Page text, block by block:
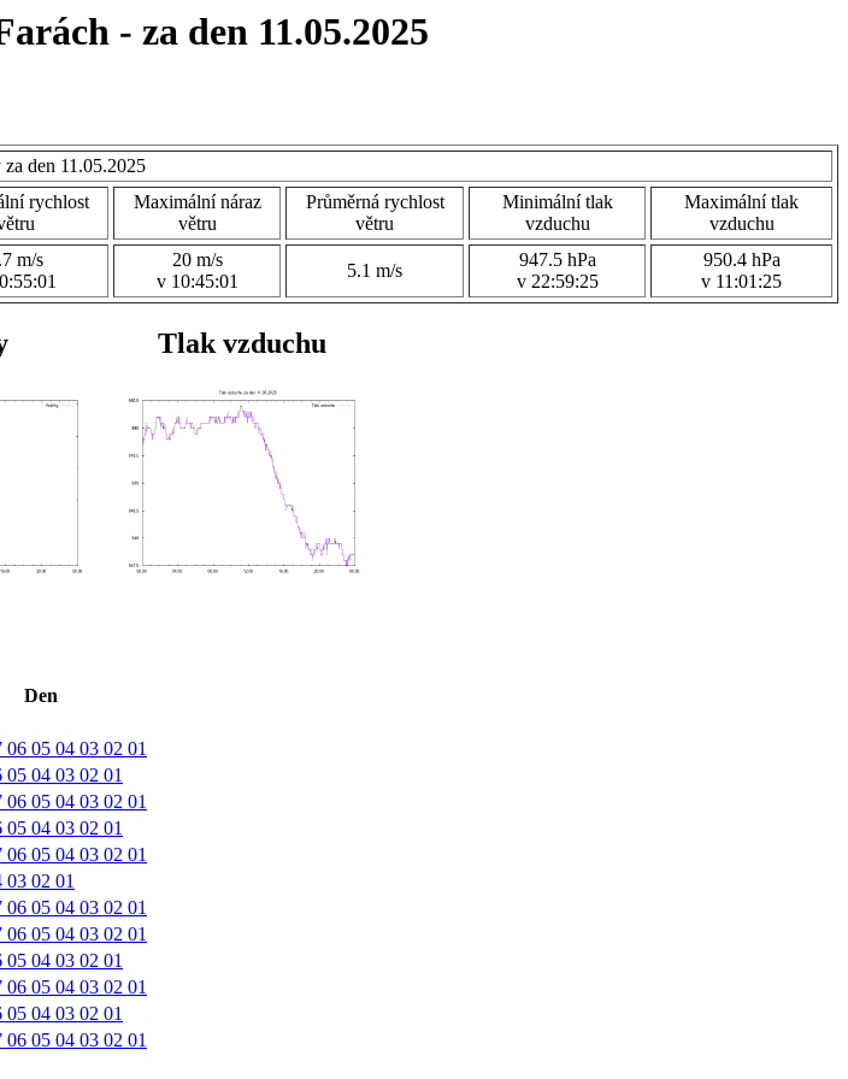
- za den 11.05.2025
za den 11.05.2025
rychlost
Maximální náraz
větru
Průměrná rychlost
větru
Minimální tlak
vzduchu
Maximální tlak
vzduchu
m/s
20 m/s
v 10:45:01
5.1 m/s
947.5 hPa
v 22:59:25
950.4 hPa
v 11:01:25
Tlak vzduchu
Den
06 05 04 03 02 01
05 04 03 02 01
06 05 04 03 02 01
05 04 03 02 01
06 05 04 03 02 01
03 02 01
06 05 04 03 02 01
06 05 04 03 02 01
05 04 03 02 01
06 05 04 03 02 01
05 04 03 02 01
06 05 04 03 02 01